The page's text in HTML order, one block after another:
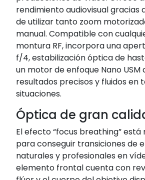
rendimiento audiovisual gracias
de utilizar tanto zoom
manual. Compatible con
montura RF, incorpora una
f/4, estabilización óptica de
un motor de enfoque Nano USM
resultados precisos y fluidos en
situaciones.
Óptica de gran
El efecto “focus breathing” está
para conseguir transiciones de
naturales y profesionales en
elemento frontal cuenta con